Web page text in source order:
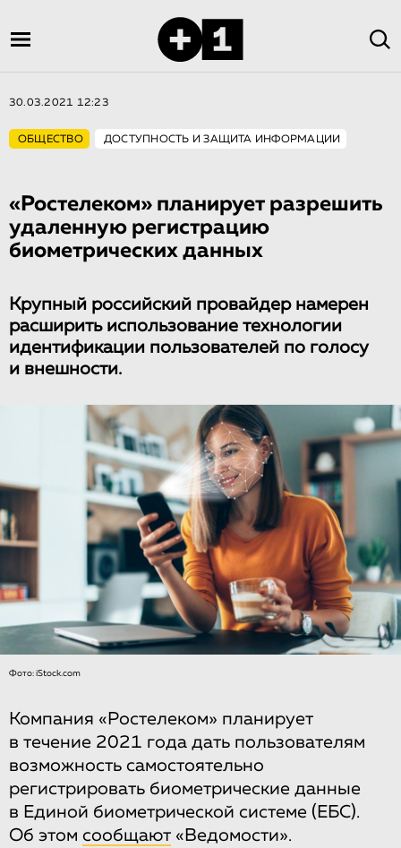
30.03.2021 12:23
ОБЩЕСТВО ДОСТУПНОСТЬ И ЗАЩИТА ИНФОРМАЦИИ
«Ростелеком» планирует разрешить
удаленную регистрацию
биометрических данных
Крупный российский провайдер намерен
расширить использование технологии
идентификации пользователей по голосу
и внешности.
Фото: iStock.com
Компания «Ростелеком» планирует
в течение 2021 года дать пользователям
возможность самостоятельно
регистрировать биометрические данные
в Единой биометрической системе (ЕБС).
Об этом сообщают «Ведомости».